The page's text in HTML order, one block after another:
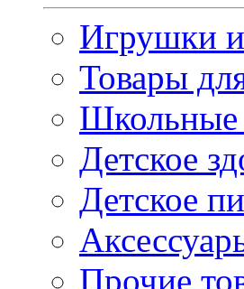
Игрушки
Товары
Школьные
Детское
Детское
Прочие